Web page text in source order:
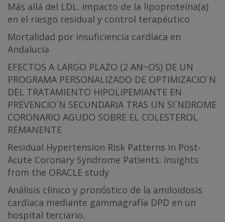
Más allá del LDL: impacto de la lipoproteína(a)
en el riesgo residual y control terapéutico
Mortalidad por insuficiencia cardíaca en
Andalucía
EFECTOS A LARGO PLAZO (2 AN~OS) DE UN
PROGRAMA PERSONALIZADO DE OPTIMIZACIO´N
DEL TRATAMIENTO HIPOLIPEMIANTE EN
PREVENCIO´N SECUNDARIA TRAS UN SI´NDROME
CORONARIO AGUDO SOBRE EL COLESTEROL
REMANENTE
Residual Hypertension Risk Patterns in Post-
Acute Coronary Syndrome Patients: Insights
from the ORACLE study
Análisis clínico y pronóstico de la amiloidosis
cardíaca mediante gammagrafía DPD en un
hospital terciario.